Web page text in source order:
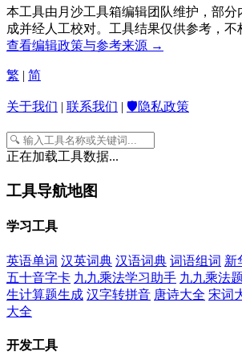
本工具由月沙工具箱编辑团队维护，部分
成并经人工校对。工具结果仅供参考，不
查看编辑政策与参考来源 →
繁 | 简
关于我们 | 联系我们 | 🛡️隐私政策
正在加载工具数据...
工具导航地图
学习工具
英语单词 汉英词典 汉语词典 词语组词 新
五十音字卡 九九乘法学习助手 九九乘法
生计算题生成 汉字转拼音 唐诗大全 宋词
大全
开发工具